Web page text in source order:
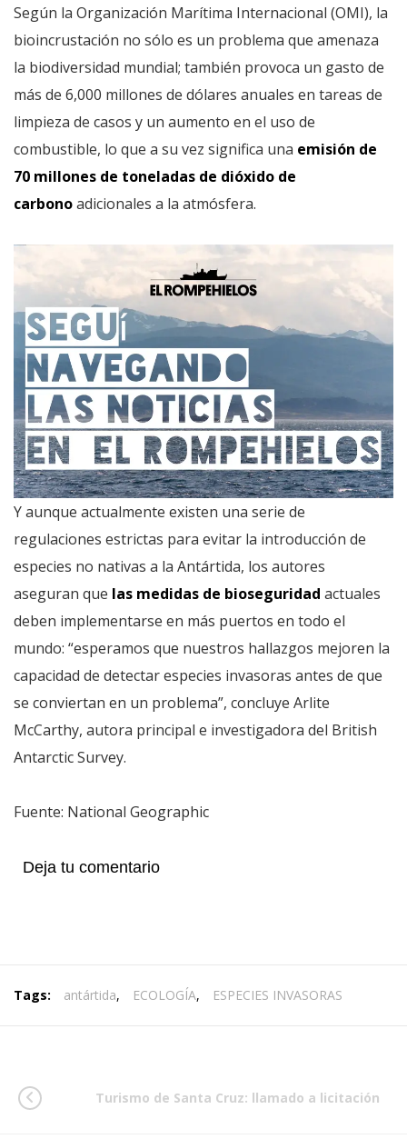
Según la Organización Marítima Internacional (OMI), la
bioincrustación no sólo es un problema que amenaza
la biodiversidad mundial; también provoca un gasto de
más de 6,000 millones de dólares anuales en tareas de
limpieza de casos y un aumento en el uso de
combustible, lo que a su vez significa una emisión de
70 millones de toneladas de dióxido de
carbonoadicionales a la atmósfera.
Y aunque actualmente existen una serie de
regulaciones estrictas para evitar la introducción de
especies no nativas a la Antártida, los autores
aseguran que las medidas de bioseguridad actuales
deben implementarse en más puertos en todo el
mundo: “esperamos que nuestros hallazgos mejoren la
capacidad de detectar especies invasoras antes de que
se conviertan en un problema”, concluye Arlite
McCarthy, autora principal e investigadora del British
Antarctic Survey.
Fuente: National Geographic
Deja tu comentario
Tags: antártida, ECOLOGÍA, ESPECIES INVASORAS
Turismo de Santa Cruz: llamado a licitación